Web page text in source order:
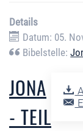
Details
Datum: 05.
Bibelstelle:
JONA
- TEIL